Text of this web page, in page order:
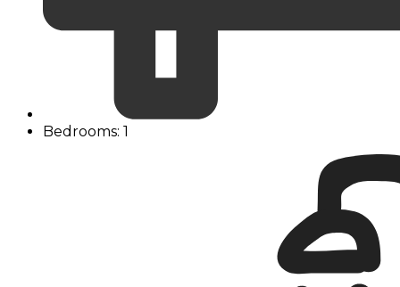
Bedrooms: 1